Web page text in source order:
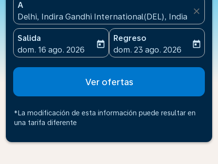
A
Delhi, Indira Gandhi International(DEL), India
close
Salida
fc-booking-departure-date-aria-label
dom. 16 ago. 2026
today
Regreso
fc-booking-return-date-
dom. 23 ago. 2026
today
Ver ofertas
*La modificación de esta información puede resultar en
una tarifa diferente